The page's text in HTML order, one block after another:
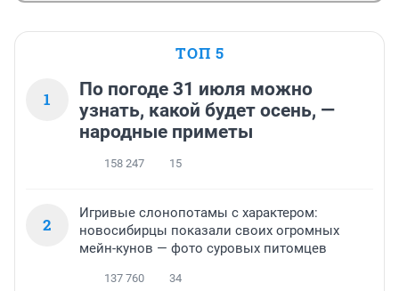
ТОП 5
1
По погоде 31 июля можно
узнать, какой будет осень, —
народные приметы
158 247 15
2
Игривые слонопотамы с характером:
новосибирцы показали своих огромных
мейн-кунов — фото суровых питомцев
137 760 34